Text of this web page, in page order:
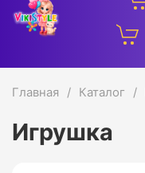
Главная Каталог
Игрушка